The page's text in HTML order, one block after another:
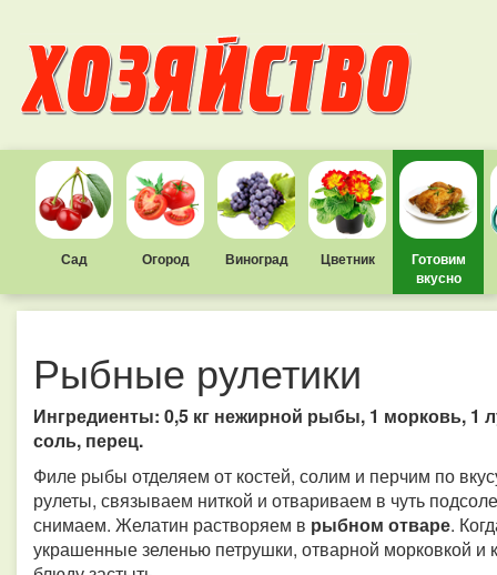
Сад Огород Виноград Цветник
Готовим
вкусно
Рыбные рулетики
Ингредиенты: 0,5 кг нежирной рыбы, 1 морковь, 1
соль, перец.
Филе рыбы отделяем от костей, солим и перчим по
рулеты, связываем ниткой и отвариваем в чуть
снимаем. Желатин растворяем в рыбном отваре.
украшенные зеленью петрушки, отварной морковкой и